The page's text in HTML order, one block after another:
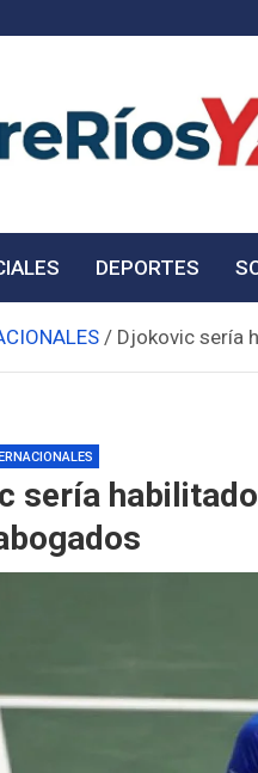
de Entre
DEPORTES
Djokovic sería
sería